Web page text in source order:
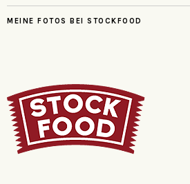
MEINE FOTOS BEI STOCKFOOD